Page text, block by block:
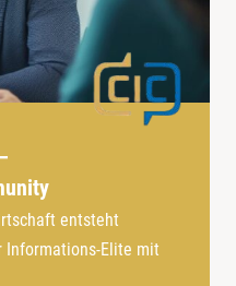
entsteht
Informations-Elite mit